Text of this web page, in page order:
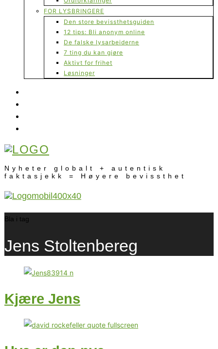
FOR LYSBRINGERE
Den store bevissthetsguiden
12 tips: Bli anonym online
De falske lysarbeiderne
7 ting du kan gjøre
Aktivt for frihet
Løsninger
Nyheter globalt + autentisk
faktasjekk = Høyere bevissthet
Bla i tag
Jens Stoltenbereg
Kjære Jens